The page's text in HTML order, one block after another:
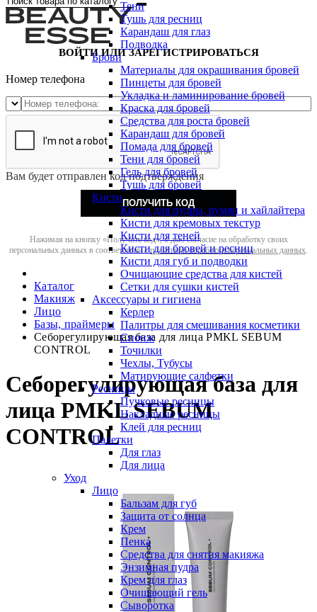
Тени
Тушь для ресниц
Карандаш для глаз
Подводка
Брови
Материалы для окрашивания бровей
Пинцеты для бровей
Укладка и ламинирование бровей
Краска для бровей
Средства для роста бровей
Карандаш для бровей
Помада для бровей
Тени для бровей
Гель для бровей
Тушь для бровей
Кисти
Кисти для пудры, румян и хайлайтера
Кисти для кремовых текстур
Кисти для теней
Кисти для бровей и ресниц
Кисти для губ и подводки
Очищающие средства для кистей
Сетки для сушки кистей
Аксессуары и гигиена
Керлер
Палитры для смешивания косметики
Спонж
Точилки
Чехлы, Тубусы
Матирующие салфетки
Ресницы
Пучковые ресницы
Накладные ресницы
Клей для ресниц
Палетки
Для глаз
Для лица
Уход
Лицо
Бальзам для губ
Защита от солнца
Крем
Пенка
Средства для снятия макияжа
Энзимная пудра
Крем для глаз
Очищающий гель
Сыворотка
ВОЙТИ ИЛИ ЗАРЕГИСТРИРОВАТЬСЯ
Номер телефона
Вам будет отправлен код подтверждения
ПОЛУЧИТЬ КОД
Нажимая на кнопку «Получить код», я даю согласие на обработку своих
персональных данных в соответствии сполитикой обработки персональных данных.
Каталог
Макияж
Лицо
Базы, праймеры
Себорегулирующая база для лица PMKL SEBUM
CONTROL
Себорегулирующая база для
лица PMKL SEBUM
CONTROL